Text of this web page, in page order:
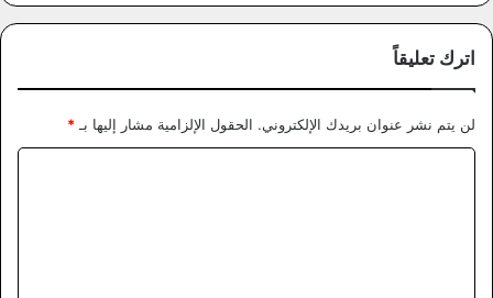
اترك تعليقاً
لن يتم نشر عنوان بريدك الإلكتروني. الحقول الإلزامية مشار إليها بـ *